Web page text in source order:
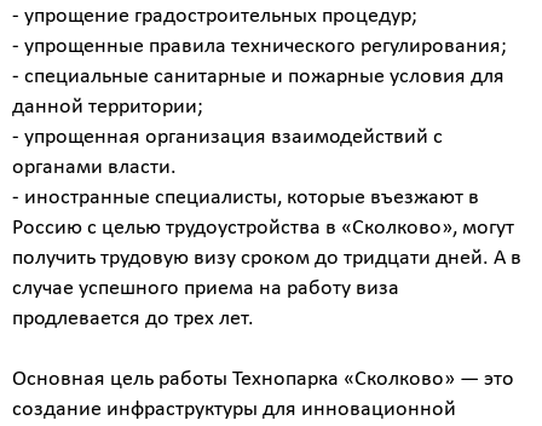
- упрощение градостроительных процедур;
- упрощенные правила технического регулирования;
- специальные санитарные и пожарные условия для
данной территории;
- упрощенная организация взаимодействий с
органами власти.
- иностранные специалисты, которые въезжают в
Россию с целью трудоустройства в «Сколково», могут
получить трудовую визу сроком до тридцати дней. А в
случае успешного приема на работу виза
продлевается до трех лет.
Основная цель работы Технопарка «Сколково» — это
создание инфраструктуры для инновационной